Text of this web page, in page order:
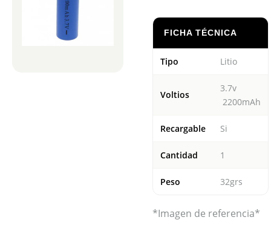
FICHA TÉCNICA
Tipo Litio
Voltios
3.7v
2200mAh
Recargable Si
Cantidad 1
Peso 32grs
*Imagen de referencia*